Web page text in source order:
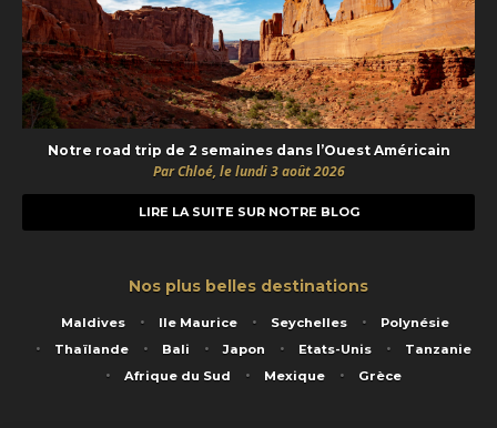
Notre road trip de 2 semaines dans l’Ouest Américain
Par Chloé, le lundi 3 août 2026
LIRE LA SUITE SUR NOTRE BLOG
Nos plus belles destinations
Maldives Ile Maurice Seychelles
Polynésie
Thaïlande
Bali Japon Etats-Unis
Tanzanie
Afrique du Sud
Mexique Grèce